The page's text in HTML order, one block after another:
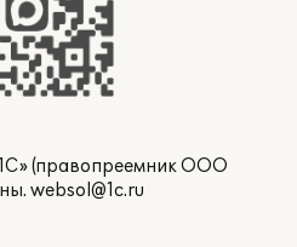
(правопреемник ООО
websol@1c.ru